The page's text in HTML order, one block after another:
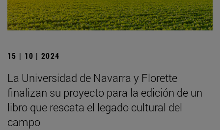
15 | 10 | 2024
La Universidad de Navarra y Florette
finalizan su proyecto para la edición de un
libro que rescata el legado cultural del
campo